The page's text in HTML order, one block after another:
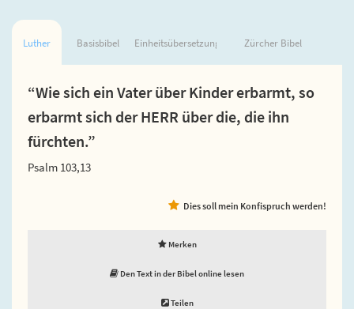
Luther Basisbibel Einheitsübersetzung Zürcher Bibel
“Wie sich ein Vater über Kinder erbarmt, so
erbarmt sich der HERR über die, die ihn
fürchten.”
Psalm 103,13
Dies soll mein Konfispruch werden!
Merken
Den Text in der Bibel online lesen
Teilen